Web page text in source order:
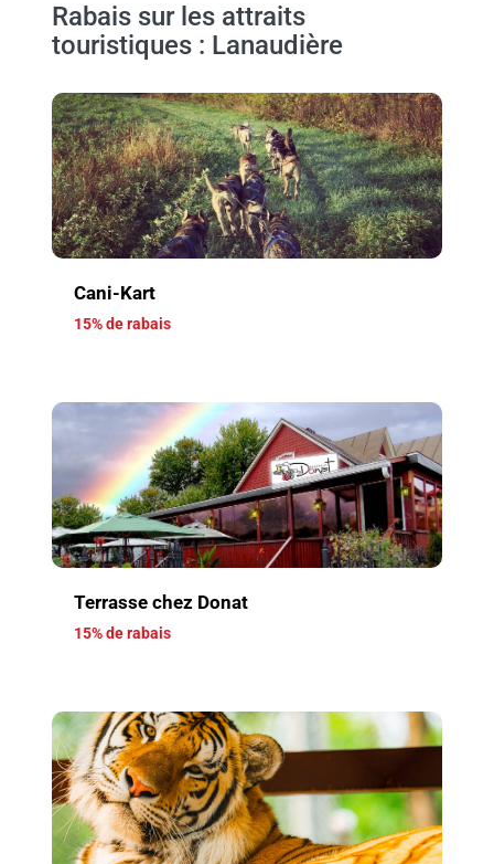
Rabais sur les attraits
touristiques : Lanaudière
Cani-Kart
15% de rabais
Terrasse chez Donat
15% de rabais